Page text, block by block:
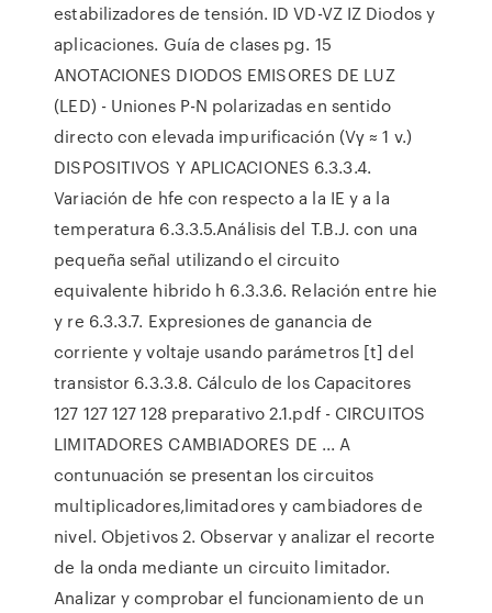
estabilizadores de tensión. ID VD-VZ IZ Diodos y
aplicaciones. Guía de clases pg. 15
ANOTACIONES DIODOS EMISORES DE LUZ
(LED) - Uniones P-N polarizadas en sentido
directo con elevada impurificación (Vγ ≈ 1 v.)
DISPOSITIVOS Y APLICACIONES 6.3.3.4.
Variación de hfe con respecto a la IE y a la
temperatura 6.3.3.5.Análisis del T.B.J. con una
pequeña señal utilizando el circuito
equivalente hibrido h 6.3.3.6. Relación entre hie
y re 6.3.3.7. Expresiones de ganancia de
corriente y voltaje usando parámetros [t] del
transistor 6.3.3.8. Cálculo de los Capacitores
127 127 127 128 preparativo 2.1.pdf - CIRCUITOS
LIMITADORES CAMBIADORES DE ... A
contunuación se presentan los circuitos
multiplicadores,limitadores y cambiadores de
nivel. Objetivos 2. Observar y analizar el recorte
de la onda mediante un circuito limitador.
Analizar y comprobar el funcionamiento de un